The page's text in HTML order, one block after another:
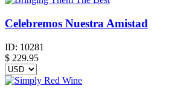
Celebremos Nuestra Amistad
ID: 10281
$ 229.95